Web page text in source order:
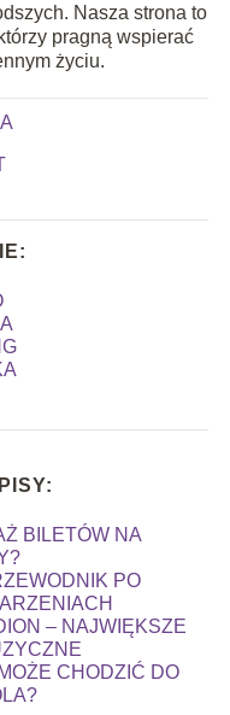
Nasza strona to
pragną wspierać
życiu.
BILETÓW NA
PO
– NAJWIĘKSZE
CHODZIĆ DO